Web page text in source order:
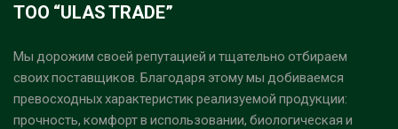
ТОО “ULAS TRADE”
Мы дорожим своей репутацией и тщательно отбираем
своих поставщиков. Благодаря этому мы добиваемся
превосходных характеристик реализуемой продукции:
прочность, комфорт в использовании, биологическая и